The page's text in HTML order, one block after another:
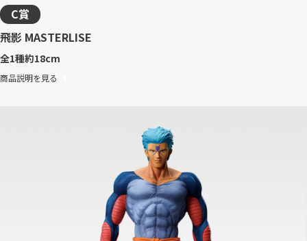
C賞
飛影 MASTERLISE
全1種約18cm
商品説明を見る